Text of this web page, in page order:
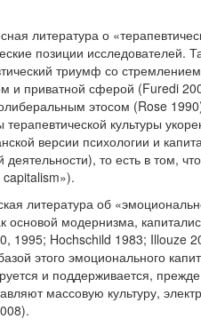
литература о
позиции исследователей.
триумф со
и приватной сферой (Furedi
этосом (Rose
культуры
версии психологии и
деятельности), то есть в том,
литература об
основой модернизма,
1995; Hochschild 1983; Illouze
этого эмоционального
и поддерживается, прежде
массовую культуру,